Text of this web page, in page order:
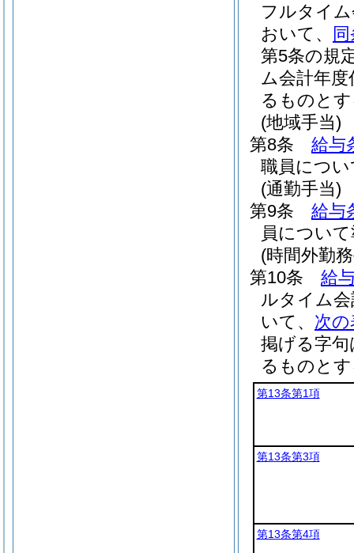
フルタイ
おいて、
第5条の規
ム会計年
るものと
(地域手当)
第8条
給与
職員につ
(通勤手当)
第9条
給与
員につい
(時間外勤
第10条
給
ルタイム
いて、 次の
掲げる字
るものと
第13条第1項
第13条第3項
第13条第4項